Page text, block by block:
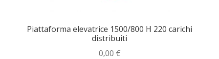
Piattaforma elevatrice 1500/800 H 220 carichi
distribuiti
0,00 €